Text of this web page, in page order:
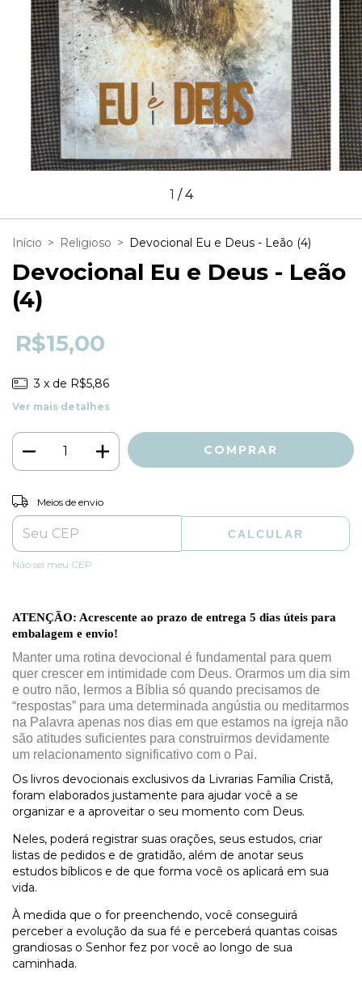
1 /4
Início > Religioso > Devocional Eu e Deus - Leão (4)
Devocional Eu e Deus - Leão
(4)
R$15,00
3 x de R$5,86
Ver mais detalhes
Entregas para o CEP:
Meios de envio
CALCULAR
Não sei meu CEP
ATENÇÃO: Acrescente ao prazo de entrega 5 dias úteis para
embalagem e envio!
Manter uma rotina devocional é fundamental para quem
quer crescer em intimidade com Deus. Orarmos um dia sim
e outro não, lermos a Bíblia só quando precisamos de
“respostas” para uma determinada angústia ou meditarmos
na Palavra apenas nos dias em que estamos na igreja não
são atitudes suficientes para construirmos devidamente
um relacionamento significativo com o Pai.
Os livros devocionais exclusivos da Livrarias Família Cristã,
foram elaborados justamente para ajudar você a se
organizar e a aproveitar o seu momento com Deus.
Neles, poderá registrar suas orações, seus estudos, criar
listas de pedidos e de gratidão, além de anotar seus
estudos bíblicos e de que forma você os aplicará em sua
vida.
À medida que o for preenchendo, você conseguirá
perceber a evolução da sua fé e perceberá quantas coisas
grandiosas o Senhor fez por você ao longo de sua
caminhada.